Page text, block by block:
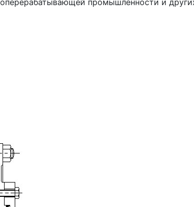
промышленности и